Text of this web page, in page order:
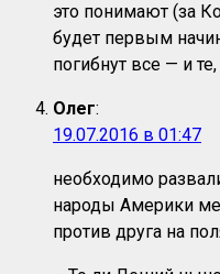
это понимают (за
будет первым
погибнут все — и
Олег:
19.07.2016 в 01:47
необходимо
народы Америки
против друга на